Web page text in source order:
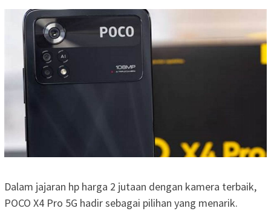
Dalam jajaran hp harga 2 jutaan dengan kamera terbaik,
POCO X4 Pro 5G hadir sebagai pilihan yang menarik.